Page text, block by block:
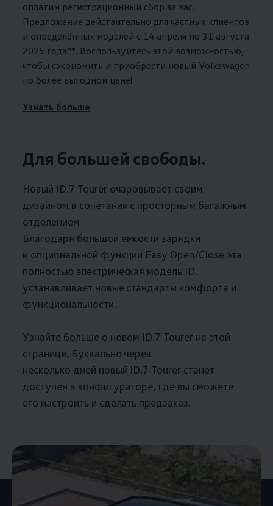
оплатим регистрационный сбор за вас.
Предложение действительно для частных клиентов
и определённых моделей с 14 апреля по 31 августа
2025 года**. Воспользуйтесь этой возможностью,
чтобы сэкономить и приобрести новый Volkswagen
по более выгодной цене!
Узнать больше
Для большей свободы.
Новый ID.7 Tourer очаровывает своим
дизайном в сочетании с просторным багажным
отделением
Благодаря большой емкости зарядки
и опциональной функции Easy Open/Close эта
полностью электрическая модель ID.
устанавливает новые стандарты комфорта и
функциональности.
Узнайте больше о новом ID.7 Tourer на этой
странице. Буквально через
несколько дней новый ID.7 Tourer станет
доступен в конфигураторе, где вы сможете
его настроить и сделать предзаказ.